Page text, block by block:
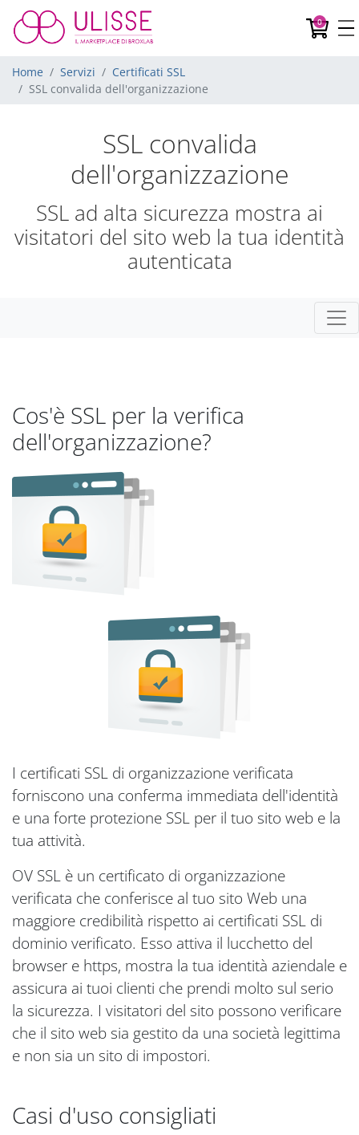
0
Home Servizi
Certificati SSL
SSL convalida dell'organizzazione
SSL convalida
dell'organizzazione
SSL ad alta sicurezza mostra ai
visitatori del sito web la tua identità
autenticata
Cos'è SSL per la verifica
dell'organizzazione?
I certificati SSL di organizzazione verificata
forniscono una conferma immediata dell'identità
e una forte protezione SSL per il tuo sito web e la
tua attività.
OV SSL è un certificato di organizzazione
verificata che conferisce al tuo sito Web una
maggiore credibilità rispetto ai certificati SSL di
dominio verificato. Esso attiva il lucchetto del
browser e https, mostra la tua identità aziendale e
assicura ai tuoi clienti che prendi molto sul serio
la sicurezza. I visitatori del sito possono verificare
che il sito web sia gestito da una società legittima
e non sia un sito di impostori.
Casi d'uso consigliati